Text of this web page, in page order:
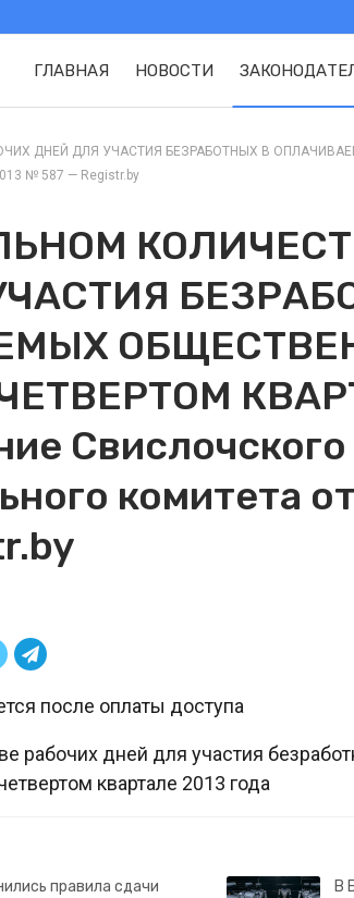
ГЛАВНАЯ НОВОСТИ
ДНЕЙ ДЛЯ УЧАСТИЯ БЕЗРАБОТНЫХ В
№ 587 — Registr.by
Свислочского
комитета
после оплаты доступа
рабочих дней для участия
квартале 2013 года
правила сдачи
В